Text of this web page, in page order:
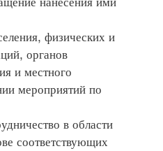
физических и
органов
и местного
мероприятий по
в области
соответствующих